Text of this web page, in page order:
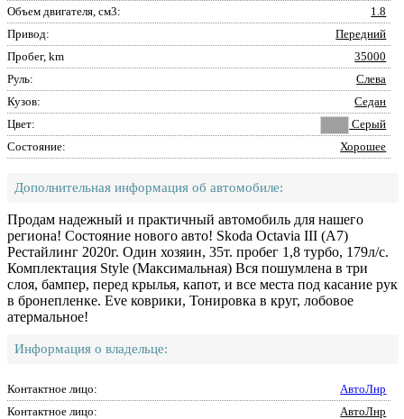
Объем двигателя, см3:
1.8
Привод:
Передний
Пробег, km
35000
Руль:
Слева
Кузов:
Седан
Цвет:
Серый
Состояние:
Хорошее
Дополнительная информация об автомобиле:
Продам надежный и практичный автомобиль для нашего
региона! Состояние нового авто! Skoda Octavia III (A7)
Рестайлинг 2020г. Один хозяин, 35т. пробег 1,8 турбо, 179л/с.
Комплектация Style (Максимальная) Вся пошумлена в три
слоя, бампер, перед крылья, капот, и все места под касание рук
в бронепленке. Eve коврики, Тонировка в круг, лобовое
атермальное!
Информация о владельце:
Контактное лицо:
АвтоЛнр
Контактное лицо:
АвтоЛнр